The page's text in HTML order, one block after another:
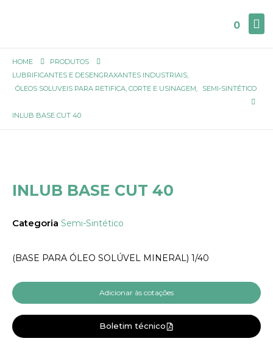
0
HOME
PRODUTOS
LUBRIFICANTES E DESENGRAXANTES INDUSTRIAIS,
ÓLEOS SOLUVEIS PARA RETIFICA, CORTE E USINAGEM, SEMI-SINTÉTICO
INLUB BASE CUT 40
INLUB BASE CUT 40
Categoria Semi-Sintético
(BASE PARA ÓLEO SOLÚVEL MINERAL) 1/40
Adicionar às cotações
Boletim técnico